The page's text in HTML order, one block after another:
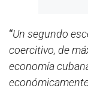
“Un segundo
coercitivo, de
economía